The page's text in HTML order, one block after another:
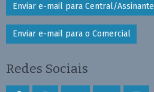
Enviar e-mail para Central/Assinante
Enviar e-mail para o Comercial
Redes Sociais